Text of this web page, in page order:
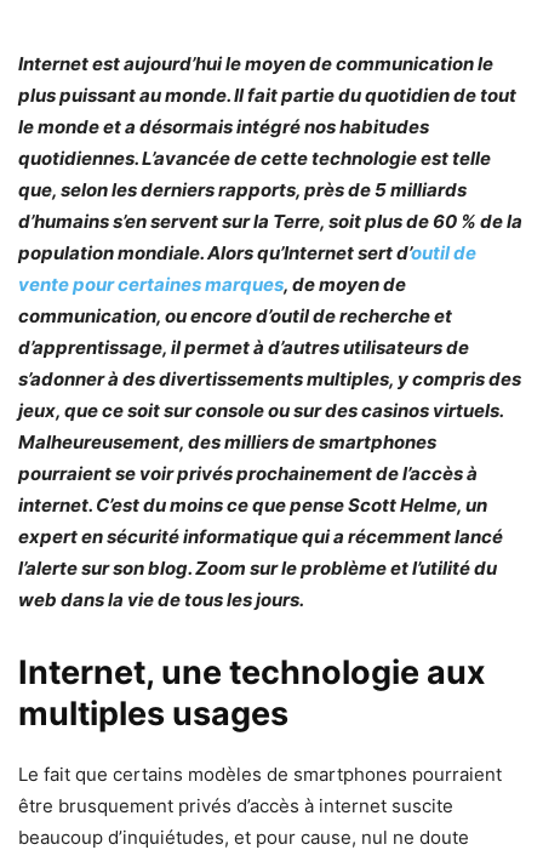
Internet est aujourd’hui le moyen de communication le
plus puissant au monde. Il fait partie du quotidien de tout
le monde et a désormais intégré nos habitudes
quotidiennes. L’avancée de cette technologie est telle
que, selon les derniers rapports, près de 5 milliards
d’humains s’en servent sur la Terre, soit plus de 60 % de la
population mondiale. Alors qu’Internet sert d’outil de
vente pour certaines marques, de moyen de
communication, ou encore d’outil de recherche et
d’apprentissage, il permet à d’autres utilisateurs de
s’adonner à des divertissements multiples, y compris des
jeux, que ce soit sur console ou sur des casinos virtuels.
Malheureusement, des milliers de smartphones
pourraient se voir privés prochainement de l’accès à
internet. C’est du moins ce que pense Scott Helme, un
expert en sécurité informatique qui a récemment lancé
l’alerte sur son blog. Zoom sur le problème et l’utilité du
web dans la vie de tous les jours.
Internet, une technologie aux
multiples usages
Le fait que certains modèles de smartphones pourraient
être brusquement privés d’accès à internet suscite
beaucoup d’inquiétudes, et pour cause, nul ne doute